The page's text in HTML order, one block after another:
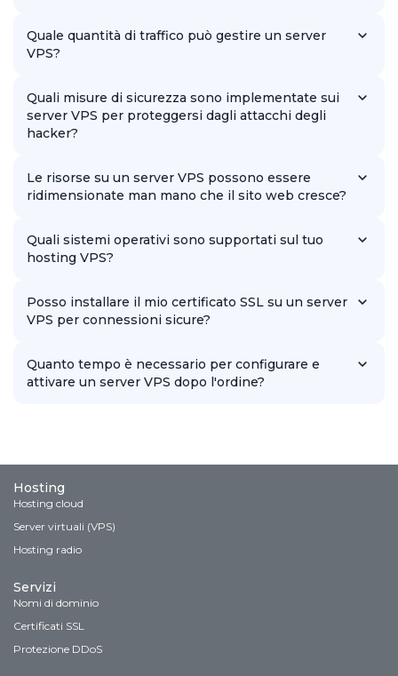
utenti maggiore indipendenza e prestazioni rispetto all'hosting
condiviso.
Quale quantità di traffico può gestire un server
VPS?
dalle sue specifiche e dalla natura del sito web, ma nel
complesso è molto maggiore di quella dell'hosting normale.
Quali misure di sicurezza sono implementate sui
server VPS per proteggersi dagli attacchi degli
hacker?
cui firewall, aggiornamenti software e monitoraggio delle
attività, per proteggersi da potenziali minacce.
Le risorse su un server VPS possono essere
ridimensionate man mano che il sito web cresce?
risorse, consentendo una facile scalabilità per soddisfare le
esigenze del tuo sito web.
Quali sistemi operativi sono supportati sul tuo
hosting VPS?
varie versioni di Linux e Windows, in modo che ogni cliente
possa scegliere l'opzione più adatta alle proprie esigenze.
Posso installare il mio certificato SSL su un server
VPS per connessioni sicure?
garantire connessioni sicure e migliorare la fiducia degli utenti.
Quanto tempo è necessario per configurare e
attivare un server VPS dopo l'ordine?
Hosting
Hosting cloud
Server virtuali (VPS)
Hosting radio
Servizi
Nomi di dominio
Certificati SSL
Protezione DDoS